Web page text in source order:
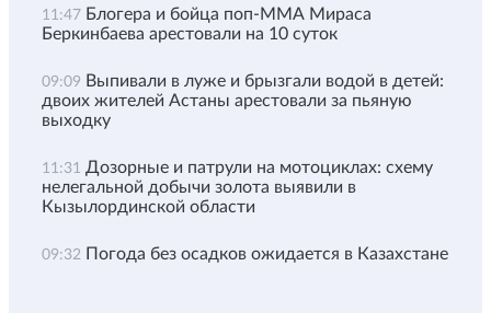
11:47 Блогера и бойца поп-ММА Мираса
Беркинбаева арестовали на 10 суток
09:09 Выпивали в луже и брызгали водой в детей:
двоих жителей Астаны арестовали за пьяную
выходку
11:31 Дозорные и патрули на мотоциклах: схему
нелегальной добычи золота выявили в
Кызылординской области
09:32 Погода без осадков ожидается в Казахстане